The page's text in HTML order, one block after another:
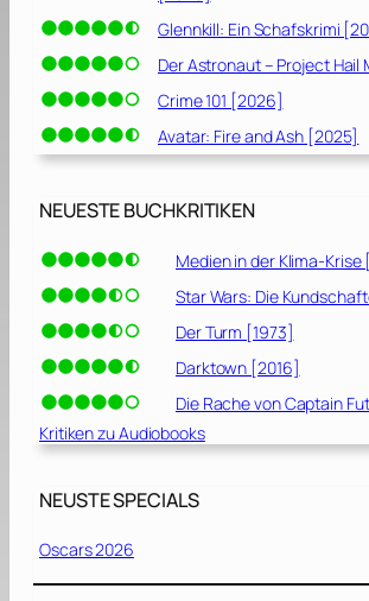
Glennkill: Ein Schafskrimi
Der Astronaut – Project Hail
Crime 101 [2026]
Avatar: Fire and Ash [2025]
NEUESTE BUCHKRITIKEN
Medien in der Klima-Krise
Star Wars: Die
Der Turm [1973]
Darktown [2016]
Die Rache von Captain
Kritiken zu Audiobooks
NEUSTE SPECIALS
Oscars 2026